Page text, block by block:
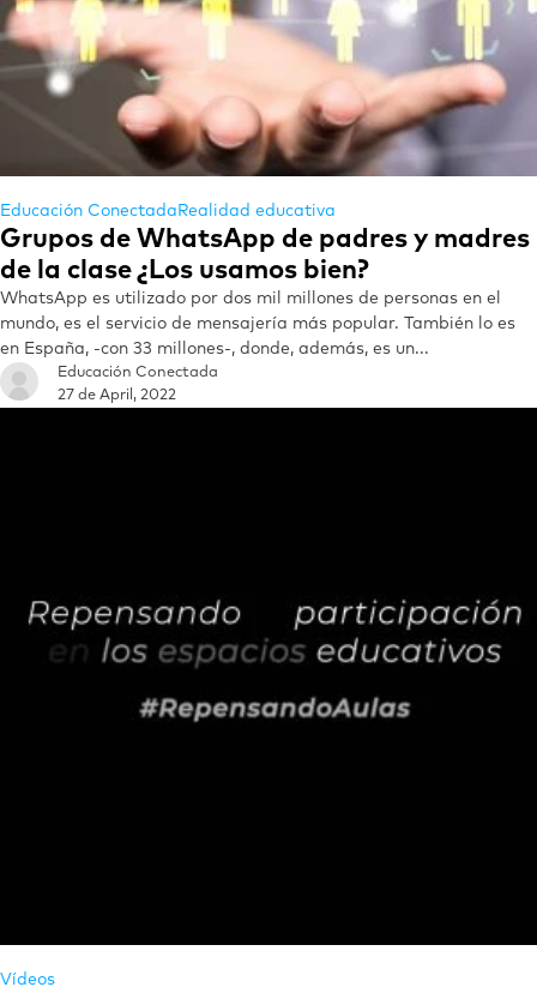
Educación Conectada Realidad educativa
Grupos de WhatsApp de padres y madres
de la clase ¿Los usamos bien?
WhatsApp es utilizado por dos mil millones de personas en el
mundo, es el servicio de mensajería más popular. También lo es
en España, -con 33 millones-, donde, además, es un...
Educación Conectada
27 de April, 2022
Vídeos